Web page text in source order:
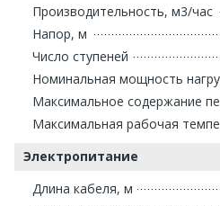
Производительность, м3/час
Напор, м
Число ступеней
Номинальная мощность
Максимальное содержание
Максимальная рабочая
Электропитание
Длина кабеля, м